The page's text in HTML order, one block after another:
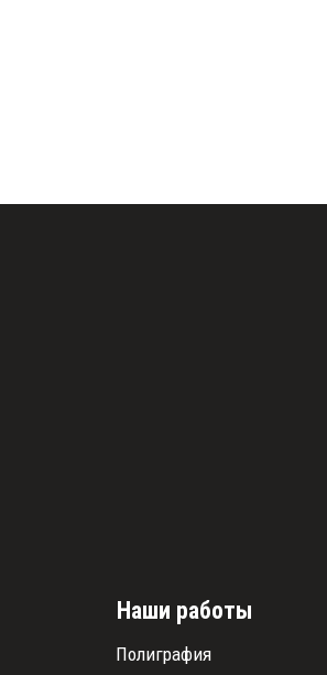
Наши работы
Полиграфия